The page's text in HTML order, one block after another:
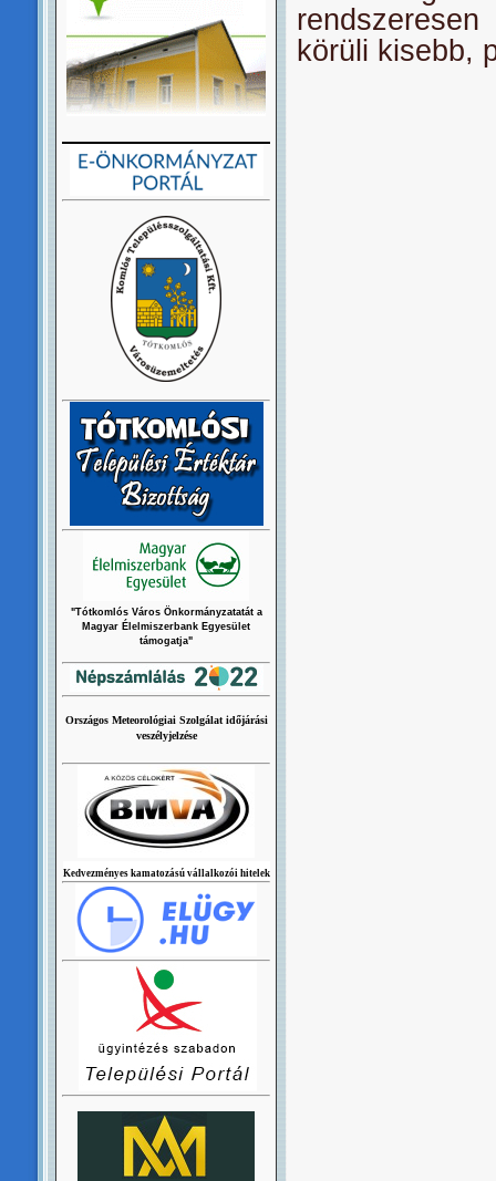
körüli kisebb,
"Tótkomlós Város Önkormányzatatát a
Magyar Élelmiszerbank Egyesület
támogatja"
Országos Meteorológiai Szolgálat időjárási
veszélyjelzése
Kedvezményes kamatozású vállalkozói hitelek